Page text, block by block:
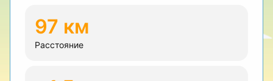
97 км
Расстояние